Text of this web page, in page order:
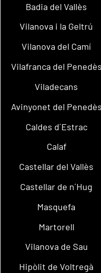
Badia del Vallès
Vilanova i la Geltrú
Vilanova del Camí
Vilafranca del Penedès
Viladecans
Avinyonet del Penedès
Caldes d´Estrac
Calaf
Castellar del Vallès
Castellar de n´Hug
Masquefa
Martorell
Vilanova de Sau
Hipòlit de Voltregà